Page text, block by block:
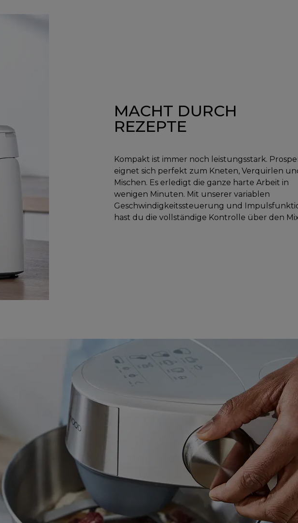
MACHT DURCH
REZEPTE
Kompakt ist immer noch leistungsstark.
eignet sich perfekt zum Kneten, Verquirlen
Mischen. Es erledigt die ganze harte Arbeit in
wenigen Minuten. Mit unserer variablen
Geschwindigkeitssteuerung und
hast du die vollständige Kontrolle über den